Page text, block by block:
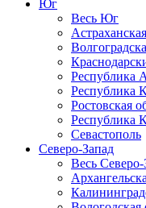
Юг
Весь Юг
Республика
Республика
Ростовская
Республика
Севастополь
Северо-Запад
Весь Северо-